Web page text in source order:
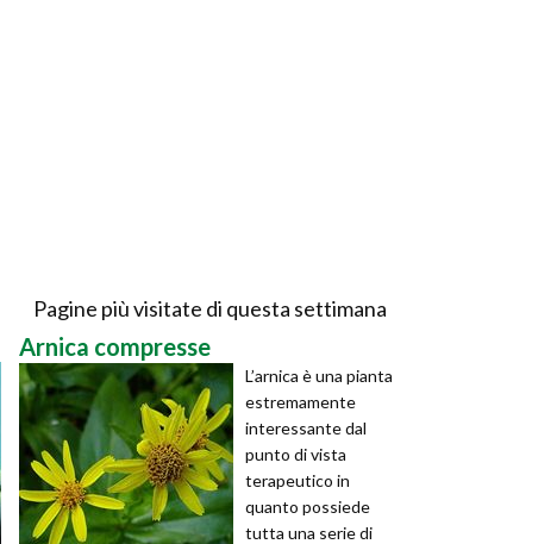
Pagine più visitate di questa settimana
Arnica compresse
L’arnica è una pianta
estremamente
interessante dal
punto di vista
terapeutico in
quanto possiede
tutta una serie di